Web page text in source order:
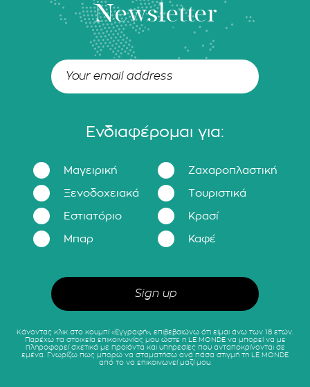
Newsletter
Ενδιαφέρομαι για:
Μαγειρική Ζαχαροπλαστική
Ξενοδοχειακά Τουριστικά
Εστιατόριο Κρασί
Μπαρ Καφέ
Κάνοντας κλικ στο κουμπί «Εγγραφή», επιβεβαιώνω ότι είμαι άνω των 18 ετών.
Παρέχω τα στοιχεία επικοινωνίας μου ώστε η LE MONDE να μπορεί να με
πληροφορεί σχετικά με προϊόντα και υπηρεσίες που ανταποκρίνονται σε
εμένα. Γνωρίζω πως μπορώ να σταματήσω ανά πάσα στιγμή τη LE MONDE
από το να επικοινωνεί μαζί μου.